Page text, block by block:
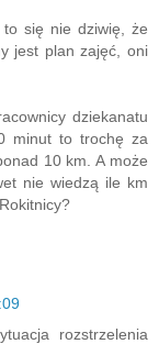
to się nie dziwię, że
jest plan zajęć, oni
dziekanatu
minut to trochę za
10 km. A może
nie wiedzą ile km
rozstrzelenia